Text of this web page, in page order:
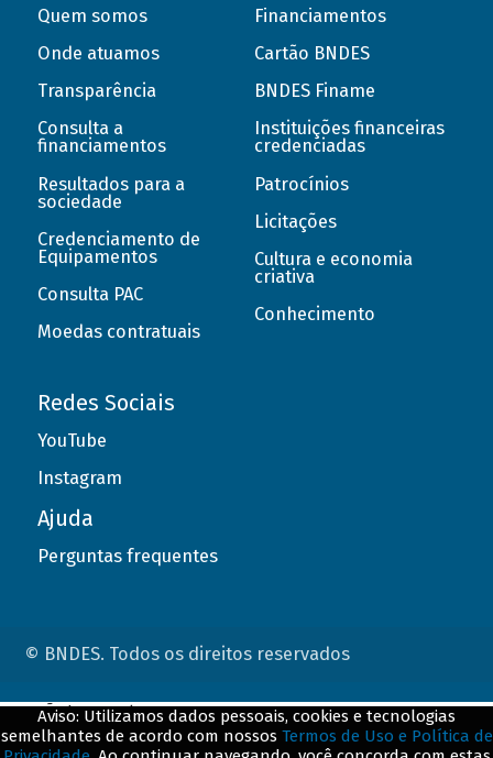
Quem somos
Onde atuamos
Transparência
Consulta a
financiamentos
Resultados para a
sociedade
Credenciamento de
Equipamentos
Consulta PAC
Moedas contratuais
Financiamentos
Cartão BNDES
BNDES Finame
Instituições financeiras
credenciadas
Patrocínios
Licitações
Cultura e economia
criativa
Conhecimento
Redes Sociais
YouTube
Instagram
Ajuda
Perguntas frequentes
© BNDES. Todos os direitos reservados
Aviso: Utilizamos dados pessoais, cookies e tecnologias
semelhantes de acordo com nossos Termos de Uso e Política de
ConteÃºdo complementar
${title}${badge}